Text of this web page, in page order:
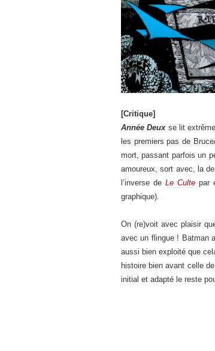
[Critique]
Année Deux se lit
les premiers pas de
mort, passant parfois un
amoureux, sort avec, la
l’inverse de Le Culte par
graphique).
On (re)voit avec plaisir
avec un flingue ! Batman
aussi bien exploité que
histoire bien avant celle
initial et adapté le reste